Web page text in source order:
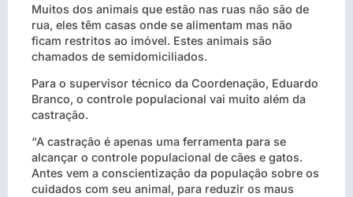
Muitos dos animais que estão nas ruas não são de
rua, eles têm casas onde se alimentam mas não
ficam restritos ao imóvel. Estes animais são
chamados de semidomiciliados.
Para o supervisor técnico da Coordenação, Eduardo
Branco, o controle populacional vai muito além da
castração.
“A castração é apenas uma ferramenta para se
alcançar o controle populacional de cães e gatos.
Antes vem a conscientização da população sobre os
cuidados com seu animal, para reduzir os maus